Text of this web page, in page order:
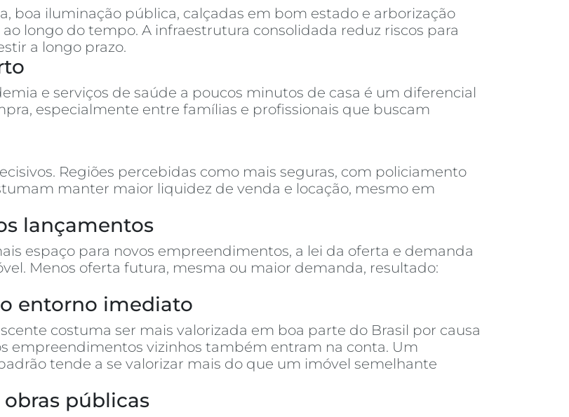
boa iluminação pública, calçadas em bom estado e arborização
longo do tempo. A infraestrutura consolidada reduz riscos para
a longo prazo.
e serviços de saúde a poucos minutos de casa é um diferencial
especialmente entre famílias e profissionais que buscam
Regiões percebidas como mais seguras, com policiamento
manter maior liquidez de venda e locação, mesmo em
lançamentos
espaço para novos empreendimentos, a lei da oferta e demanda
Menos oferta futura, mesma ou maior demanda, resultado:
entorno imediato
costuma ser mais valorizada em boa parte do Brasil por causa
empreendimentos vizinhos também entram na conta. Um
tende a se valorizar mais do que um imóvel semelhante
públicas